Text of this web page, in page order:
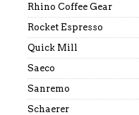
Rhino Coffee Gear
Rocket Espresso
Quick Mill
Saeco
Sanremo
Schaerer